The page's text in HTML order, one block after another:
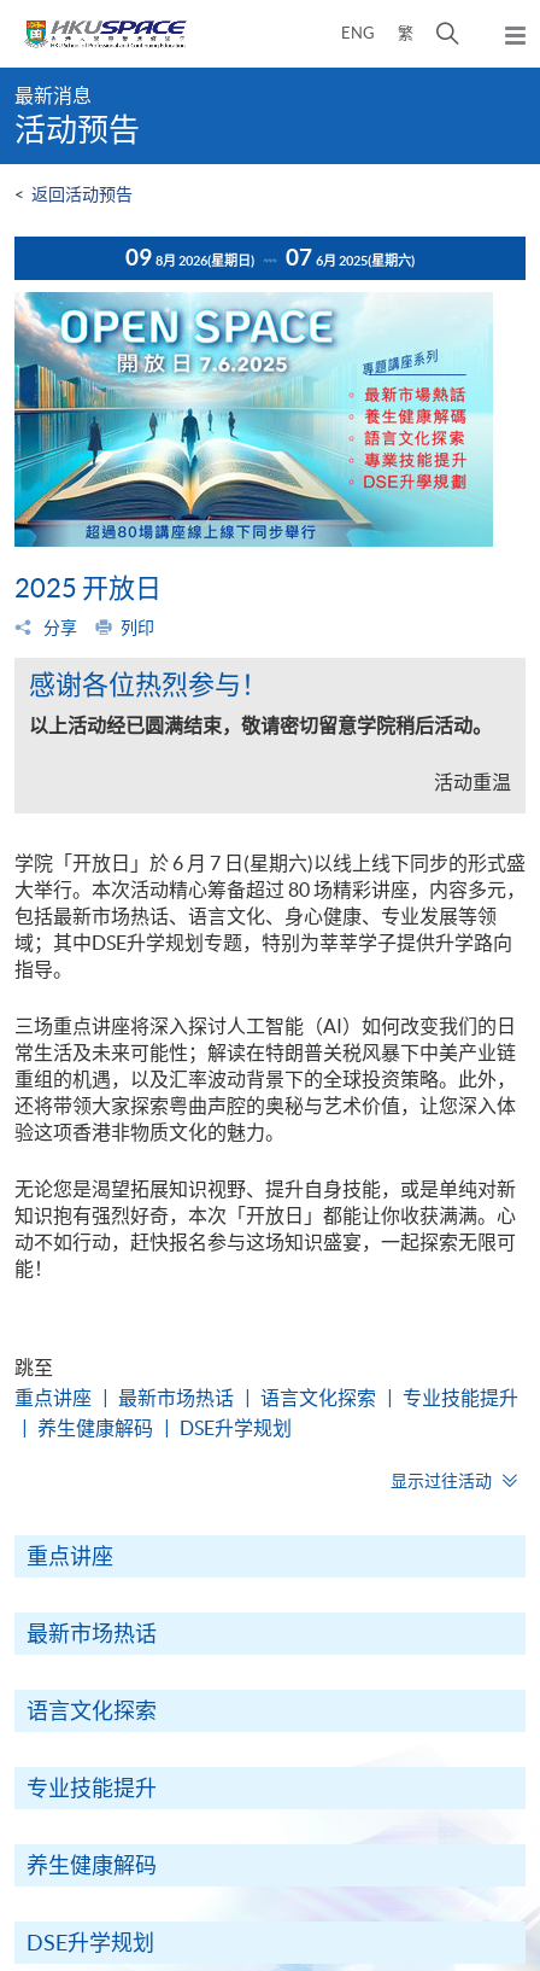
content
ENG 繁
开
弹
出
content
start
最新消息
活动预告
< 返回活动预告
09 8月 2026(星期日) 07 6月 2025(星期六)
2025 开放日
分享 列印
感谢各位热烈参与！
以上活动经已圆满结束，敬请密切留意学院稍后活动。
活动重温
学院「开放日」於 6 月 7 日(星期六)以线上线下同步的形式盛
大举行。本次活动精心筹备超过 80 场精彩讲座，内容多元，
包括最新市场热话、语言文化、身心健康、专业发展等领
域；其中DSE升学规划专题，特别为莘莘学子提供升学路向
指导。
三场重点讲座将深入探讨人工智能（AI）如何改变我们的日
常生活及未来可能性；解读在特朗普关税风暴下中美产业链
重组的机遇，以及汇率波动背景下的全球投资策略。此外，
还将带领大家探索粤曲声腔的奥秘与艺术价值，让您深入体
验这项香港非物质文化的魅力。
无论您是渴望拓展知识视野、提升自身技能，或是单纯对新
知识抱有强烈好奇，本次「开放日」都能让你收获满满。心
动不如行动，赶快报名参与这场知识盛宴，一起探索无限可
能！
跳至
重点讲座
最新市场热话 语言文化探索
专业技能提升
养生健康解码
DSE升学规划
显示过往活动
重点讲座
最新市场热话
语言文化探索
专业技能提升
养生健康解码
DSE升学规划